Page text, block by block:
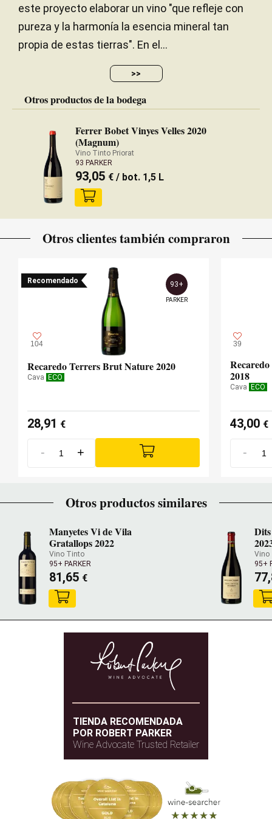
este proyecto elaborar un vino "que refleje con
pureza y la harmonía la esencia mineral tan
propia de estas tierras". En el...
>>
Otros productos de la bodega
Ferrer Bobet Vinyes Velles 2020
(Magnum)
Vino Tinto Priorat
93 PARKER
93,05 € / bot. 1,5 L
Otros clientes también compraron
Recomendado
104
93+
PARKER
Recaredo Terrers Brut Nature 2020
Cava ECO
28,91 €
- +
39
2018
Cava ECO
43,00 €
-
Otros productos similares
Manyetes Vi de Vila
Gratallops 2022
Vino Tinto
95+ PARKER
81,65 €
Vino
95+
TIENDA RECOMENDADA
POR ROBERT PARKER
Wine Advocate Trusted Retailer